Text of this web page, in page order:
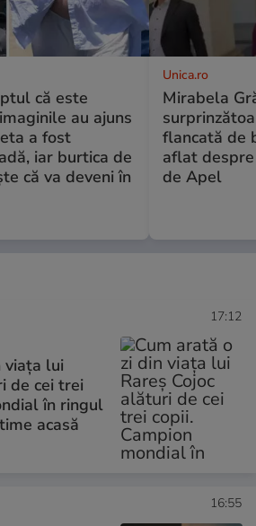
că este
au ajuns
a fost
iar burtica de
că va deveni în
Unica.ro
Mirabela
flancată de
aflat
de Apel
17:12
viața lui
de cei trei
în ringul
acasă
16:55